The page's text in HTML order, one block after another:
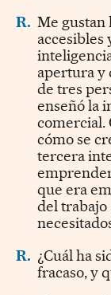
R. Me gustan
accesibles
apertura y
de tres
enseñó la
comercial.
cómo se
tercera
que era
del trabajo
R. ¿Cuál ha
fracaso, y